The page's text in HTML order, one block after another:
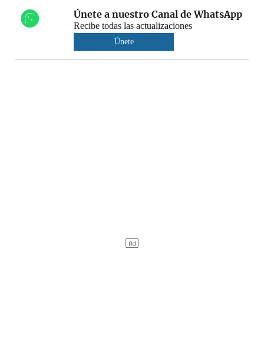
Únete a nuestro Canal de WhatsApp
Recibe todas las actualizaciones
Únete